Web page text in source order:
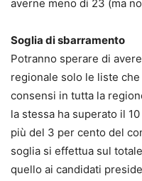
averne meno di 23 (ma
Soglia di sbarramento
Potranno sperare di
regionale solo le liste
consensi in tutta la
la stessa ha superato il
più del 3 per cento del
soglia si effettua sul
quello ai candidati